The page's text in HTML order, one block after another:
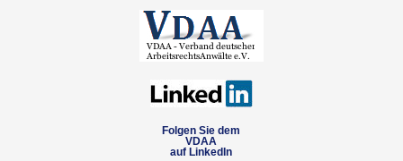
Folgen Sie dem
VDAA
auf LinkedIn